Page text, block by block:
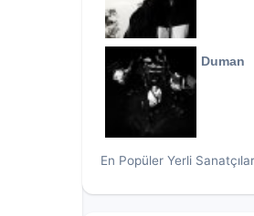
Duman
En Popüler Yerli Sanatçılar